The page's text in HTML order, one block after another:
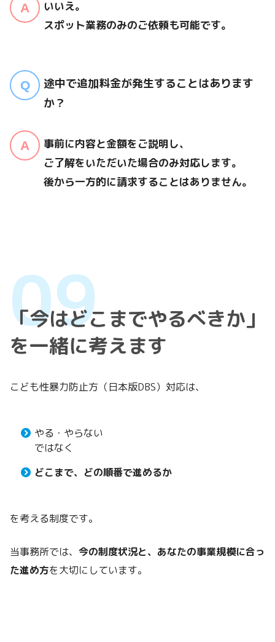
いいえ。
スポット業務のみのご依頼も可能です。
途中で追加料金が発生することはあります
か？
事前に内容と金額をご説明し、
ご了解をいただいた場合のみ対応します。
後から一方的に請求することはありません。
「今はどこまでやるべきか」
を一緒に考えます
こども性暴力防止方（日本版DBS）対応は、
やる・やらない
ではなく
どこまで、どの順番で進めるか
を考える制度です。
当事務所では、 今の制度状況と、あなたの事業規模に合っ
た進め方を大切にしています。